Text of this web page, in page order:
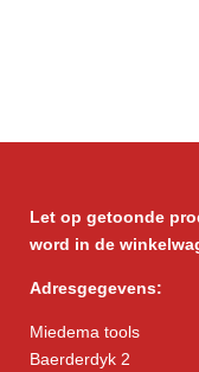
Let op getoonde
word in de
Adresgegevens:
Miedema tools
Baerderdyk 2